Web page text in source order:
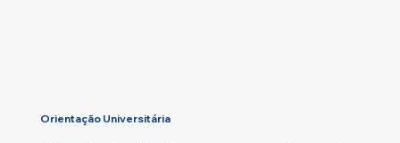
Orientação Universitária